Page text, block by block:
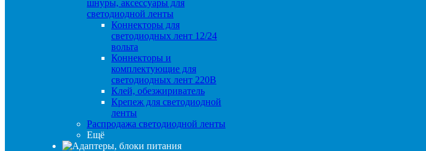
шнуры, аксессуары для
светодиодной ленты
Коннекторы для
светодиодных лент 12/24
вольта
Коннекторы и
комплектующие для
светодиодных лент 220В
Клей, обезжириватель
Крепеж для светодиодной
ленты
Распродажа светодиодной ленты
Ещё